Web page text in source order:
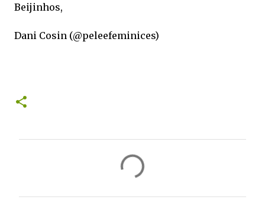
Beijinhos,
Dani Cosin (@peleefeminices)